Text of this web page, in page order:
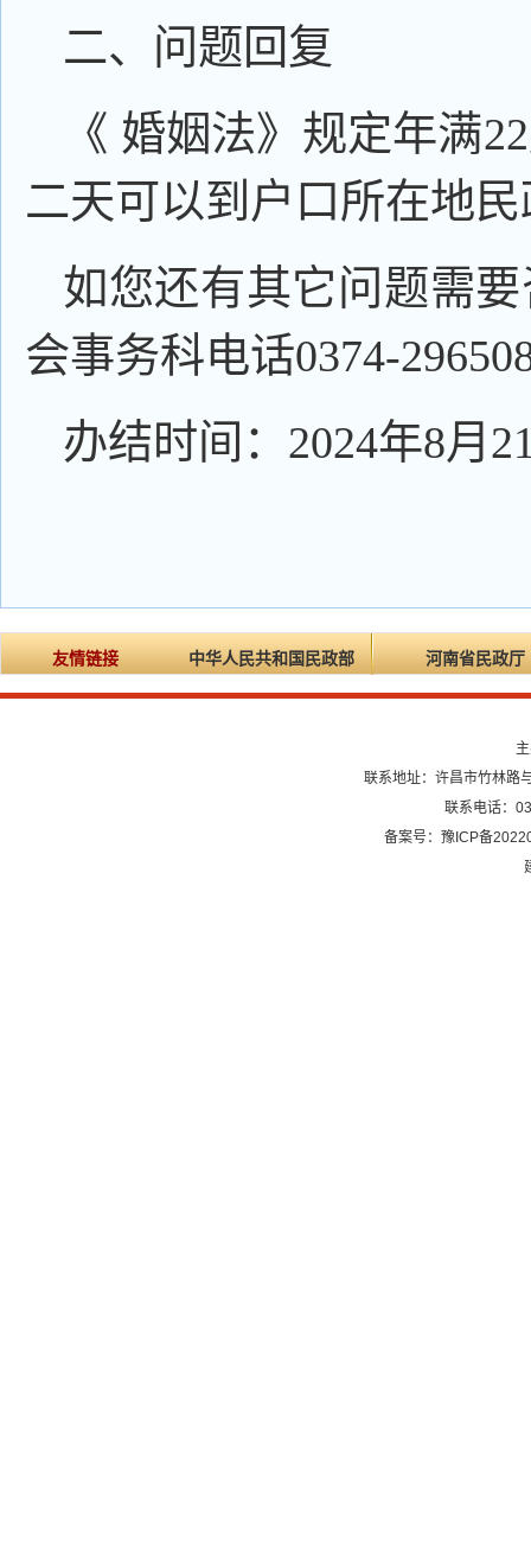
二、问题回复
《 婚姻法》规定年满
二天可以到户口所在地
如您还有其它问题需
会事务科电话0374-
办结时间：2024年8月
友情链接 中华人民共和国民政部 河南省民政厅
联系地址：许昌市竹林路
联系电话：
备案号：豫ICP备
建